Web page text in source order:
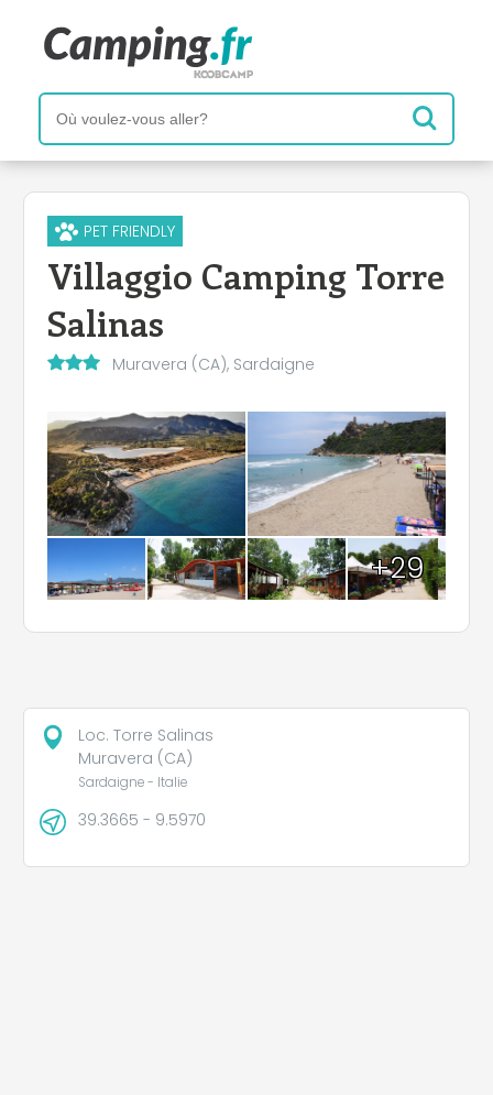
PET FRIENDLY
Villaggio Camping Torre
Salinas
Muravera (CA), Sardaigne
+29
Loc. Torre Salinas
Muravera (CA)
Sardaigne - Italie
39.3665 - 9.5970